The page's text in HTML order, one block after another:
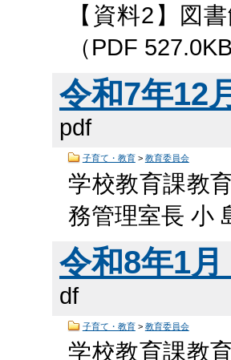
【資料2】図
（PDF
令和7年12
pdf
子育て・教育> 教育委員会
学校教育課教
務管理室長 小
令和8年1
df
子育て・教育> 教育委員会
学校教育課教